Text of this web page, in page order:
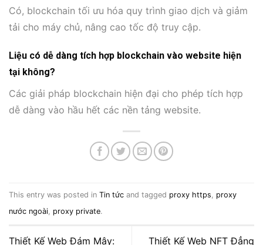
Có, blockchain tối ưu hóa quy trình giao dịch và giảm
tải cho máy chủ, nâng cao tốc độ truy cập.
Liệu có dễ dàng tích hợp blockchain vào website hiện
tại không?
Các giải pháp blockchain hiện đại cho phép tích hợp
dễ dàng vào hầu hết các nền tảng website.
This entry was posted in Tin tức and tagged proxy https, proxy
nước ngoài, proxy private.
Thiết Kế Web Đám Mây:
Thiết Kế Web NFT Đẳng